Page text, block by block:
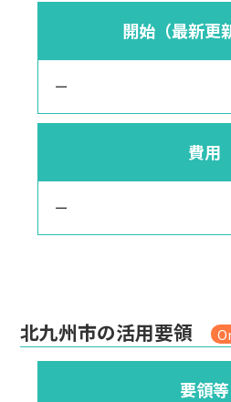
開始（最新更
ー
費用
ー
北九州市の活用要領
要領等